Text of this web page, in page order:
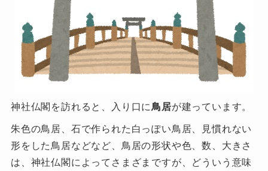
神社仏閣を訪れると、入り口に鳥居が建っています。
朱色の鳥居、石で作られた白っぽい鳥居、見慣れない
形をした鳥居などなど、鳥居の形状や色、数、大きさ
は、神社仏閣によってさまざまですが、どういう意味